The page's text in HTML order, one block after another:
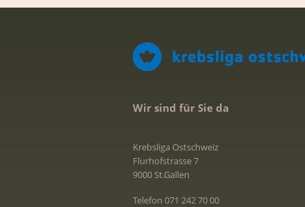
Wir sind für Sie da
Krebsliga Ostschweiz
Flurhofstrasse 7
9000 St.Gallen
Telefon 071 242 70 00